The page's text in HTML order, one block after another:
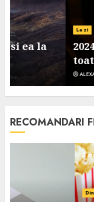
La zi
2024, un an
toate
RECOMANDARI
Din fotoliu